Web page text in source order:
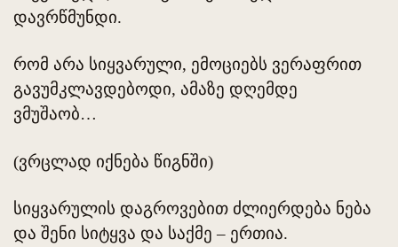
დავრწმუნდი.
რომ არა სიყვარული, ემოციებს ვერაფრით
გავუმკლავდებოდი, ამაზე დღემდე
ვმუშაობ…
(ვრცლად იქნება წიგნში)
სიყვარულის დაგროვებით ძლიერდება ნება
და შენი სიტყვა და საქმე – ერთია.